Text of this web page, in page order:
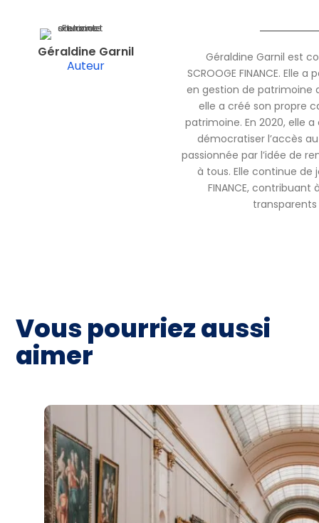
Géraldine Garnil
Auteur
Géraldine Garnil est
SCROOGE FINANCE. Elle
en gestion de patrimoine
elle a créé son propre
patrimoine. En 2020, elle a
démocratiser l’accès
passionnée par l’idée de
à tous. Elle continue de
FINANCE,
Vous pourriez aussi
aimer